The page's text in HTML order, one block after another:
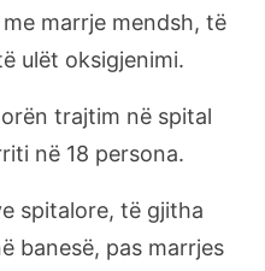
marrje mendsh, të
ulët oksigjenimi.
trajtim në spital
në 18 persona.
spitalore, të gjitha
banesë, pas marrjes